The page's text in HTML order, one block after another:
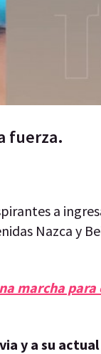
fuerza.
a
Nazca y
marcha para
y a su